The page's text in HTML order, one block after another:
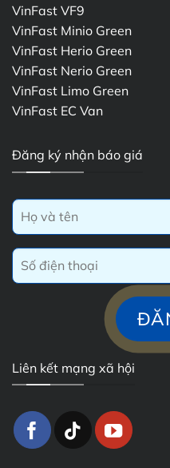
VinFast VF9
VinFast Minio Green
VinFast Herio Green
VinFast Nerio Green
VinFast Limo Green
VinFast EC Van
Đăng ký nhận báo giá
Liên kết mạng xã hội